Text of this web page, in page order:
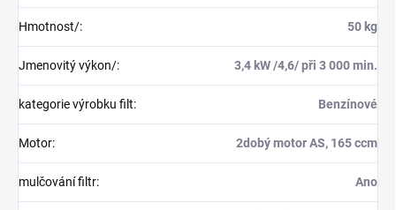
Hmotnost/: 50 kg
Jmenovitý výkon/: 3,4 kW /4,6/ při 3 000 min.
kategorie výrobku filt: Benzínové
Motor: 2dobý motor AS, 165 ccm
mulčování filtr: Ano